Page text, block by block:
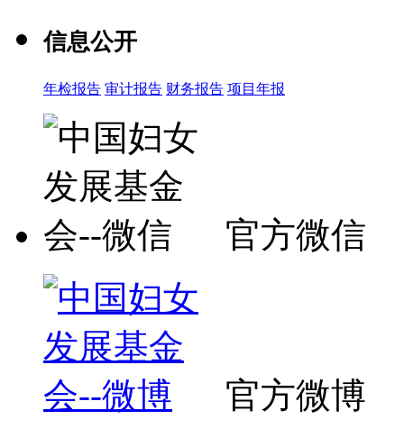
信息公开
年检报告 审计报告 财务报告 项目年报
官方微信
官方微博